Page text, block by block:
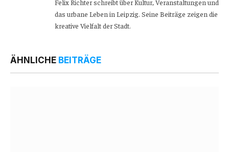
Felix Richter schreibt über Kultur, Veranstaltungen und
das urbane Leben in Leipzig. Seine Beiträge zeigen die
kreative Vielfalt der Stadt.
ÄHNLICHE BEITRÄGE